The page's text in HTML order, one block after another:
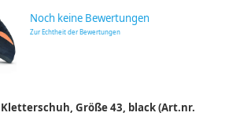
Noch keine Bewertungen
Zur Echtheit der Bewertungen
Größe 43, black (Art.nr.